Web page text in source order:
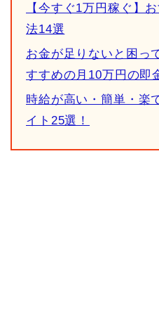
【今すぐ1万円稼ぐ】
法14選
お金が足りないと困っ
すすめの月10万円の即
時給が高い・簡単・楽
イト25選！